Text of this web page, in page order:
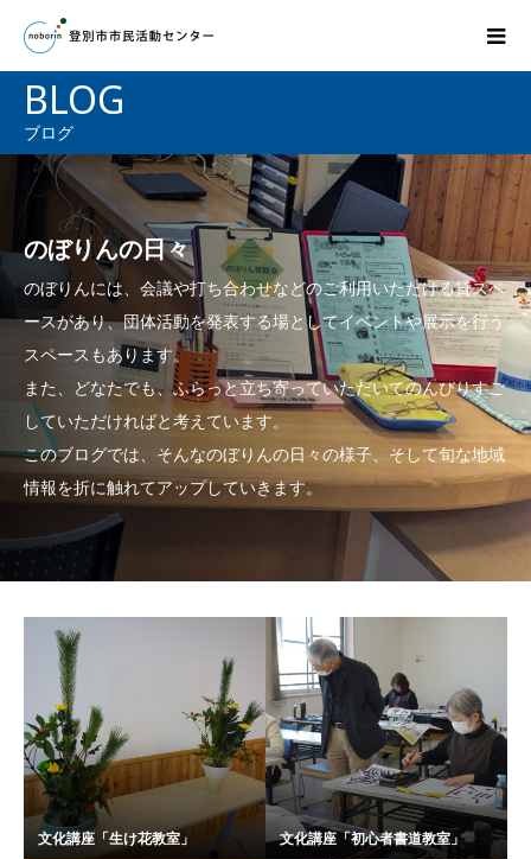
BLOG
ブログ
のぼりんの日々
のぼりんには、会議や打ち合わせなどのご利用いただける貸スペ
ースがあり、団体活動を発表する場としてイベントや展示を行う
スペースもあります。
また、どなたでも、ふらっと立ち寄っていただいてのんびりすご
していただければと考えています。
このブログでは、そんなのぼりんの日々の様子、そして旬な地域
情報を折に触れてアップしていきます。
文化講座「生け花教室」 文化講座「初心者書道教室」